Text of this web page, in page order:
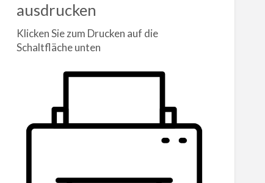
ausdrucken
Klicken Sie zum Drucken auf die
Schaltfläche unten